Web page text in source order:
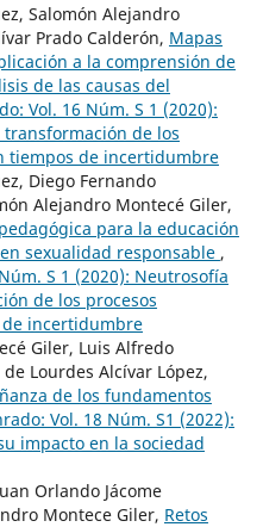
Salomón Alejandro
Prado Calderón, Mapas
a la comprensión de
de las causas del
Vol. 16 Núm. S 1 (2020):
de los
tiempos de incertidumbre
Diego Fernando
Alejandro Montecé Giler,
para la educación
sexualidad responsable ,
S 1 (2020): Neutrosofía
de los procesos
incertidumbre
Giler, Luis Alfredo
Lourdes Alcívar López,
de los fundamentos
Vol. 18 Núm. S1 (2022):
impacto en la sociedad
Orlando Jácome
Montece Giler, Retos